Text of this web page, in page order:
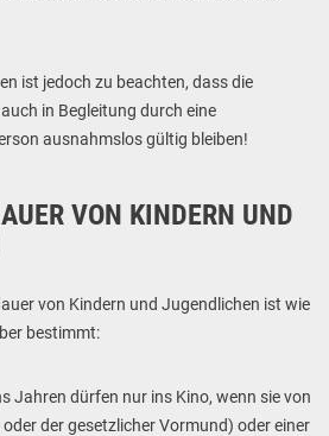
ist jedoch zu beachten, dass die
in Begleitung durch eine
ausnahmslos gültig bleiben!
VON KINDERN UND
von Kindern und Jugendlichen ist wie
bestimmt:
Jahren dürfen nur ins Kino, wenn sie von
der gesetzlicher Vormund) oder einer